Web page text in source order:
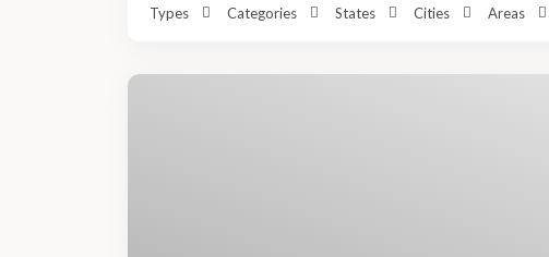
Types Categories States Cities Areas